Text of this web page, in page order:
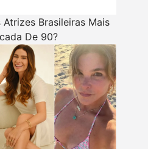
Atrizes Brasileiras Mais
De 90?